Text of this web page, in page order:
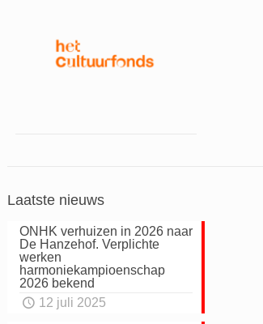
Laatste nieuws
ONHK verhuizen in 2026 naar
De Hanzehof. Verplichte
werken
harmoniekampioenschap
2026 bekend
12 juli 2025